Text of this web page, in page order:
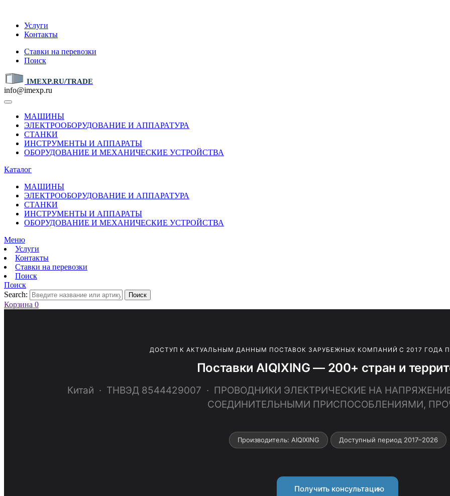
Услуги
Контакты
Ставки на перевозки
Поиск
IMEXP.RU/TRADE
info@imexp.ru
МАШИНЫ
ЭЛЕКТРООБОРУДОВАНИЕ И АППАРАТУРА
СТАНКИ
ИНСТРУМЕНТЫ И АППАРАТЫ
ОБОРУДОВАНИЕ И МЕХАНИЧЕСКИЕ УСТРОЙСТВА
Каталог
МАШИНЫ
ЭЛЕКТРООБОРУДОВАНИЕ И АППАРАТУРА
СТАНКИ
ИНСТРУМЕНТЫ И АППАРАТЫ
ОБОРУДОВАНИЕ И МЕХАНИЧЕСКИЕ УСТРОЙСТВА
Меню
Услуги
Контакты
Ставки на перевозки
Поиск
Поиск
Search:
Поиск
Корзина 0
ДОСТУП К АКТУАЛЬНЫМ ДАННЫМ ПОСТАВОК ЗАРУБЕЖНЫХ КОМПАНИЙ С 2017 ГОДА
Поставки AIQIXING — 200+ стран и
Китай · ТНВЭД 8544429007 · ПРОВОДНИКИ ЭЛЕКТРИЧЕСКИЕ НА
СОЕДИНИТЕЛЬНЫМИ ПРИСПОСОБЛЕНИЯМИ,
Производитель: AIQIXING Доступный период 2017–2026
Получить консультацию